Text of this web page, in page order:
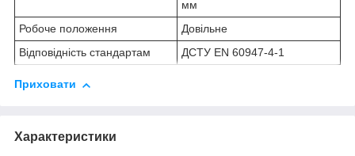
мм
Робоче положення
Довільне
Відповідність стандартам
ДСТУ EN 60947-4-1
Приховати
Характеристики